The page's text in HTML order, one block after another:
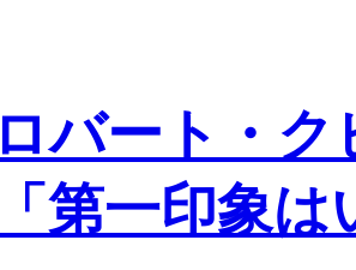
ロバート・
「第一印象